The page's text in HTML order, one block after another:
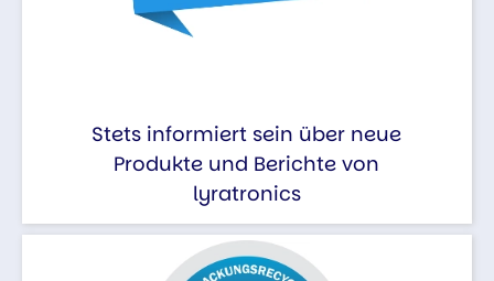
Stets informiert sein über neue
Produkte und Berichte von
lyratronics